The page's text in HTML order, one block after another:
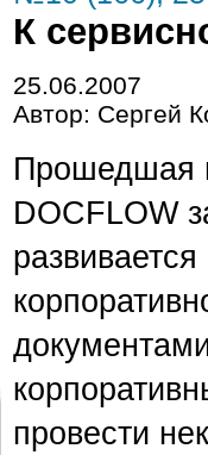
К
25.06.2007
Автор: Сергей
Прошедшая
DOCFLOW
провести